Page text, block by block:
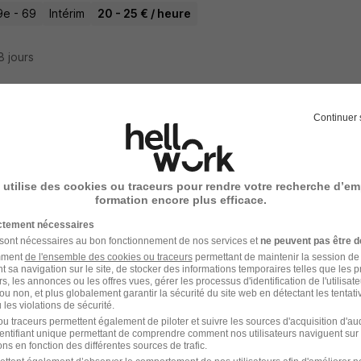
- 69 Intérim 20 - 25 € / heure
jours
- Puériculteur H/F
jours
- Puériculteur - Stratégie Prévention
H/F
Continuer
utilise des cookies ou traceurs pour rendre votre recherche
formation encore plus efficace.
nécessaires
nécessaires au bon fonctionnement de nos services et ne peuvent pas être
de l'ensemble des cookies ou traceurspermettant de maintenir la session
sa navigation sur le site, de stocker des informations temporaires telles que les
les annonces ou les offres vues, gérer les processus d'identification de
non, et plus globalement garantir la sécurité du site web en détectant les
violations de sécurité.
traceurs permettent également de piloter et suivre les sources d'acquisition
unique permettant de comprendre comment nos utilisateurs naviguent sur
en fonction des différentes sources de trafic.